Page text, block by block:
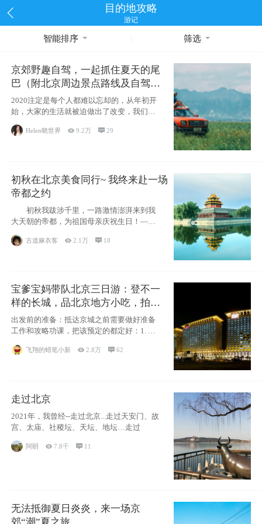
目的地攻略
游记
智能排序 筛选
京郊野趣自驾，一起抓住夏天的尾
巴（附北京周边景点路线及自驾攻
略）
2020注定是每个人都难以忘却的，从年初开
始，大家的生活就被迫做出了改变，我们也
不例外。本来双双辞职是为
Helen晓世界 9.2万 29
初秋在北京美食同行~ 我终来赴一场
帝都之约
初秋我跋涉千里，一路激情澎湃来到我
大天朝的帝都，为祖国母亲庆祝生日！——
古道麻衣客 2.1万  18
宝爹宝妈带队北京三日游：登不一
样的长城，品北京地方小吃，拍盘
古七星夜景！
出发前的准备：抵达京城之前需要做好准备
工作和攻略功课，把该预定的都定好：1. 酒
飞翔的蜡笔小新 2.8万 62
走过北京
2021年，我曾经--走过北京...走过天安门、故
宫、太庙、社稷坛、天坛、地坛…走过
阿眀 7.8千  11
无法抵御夏日炎炎，来一场京